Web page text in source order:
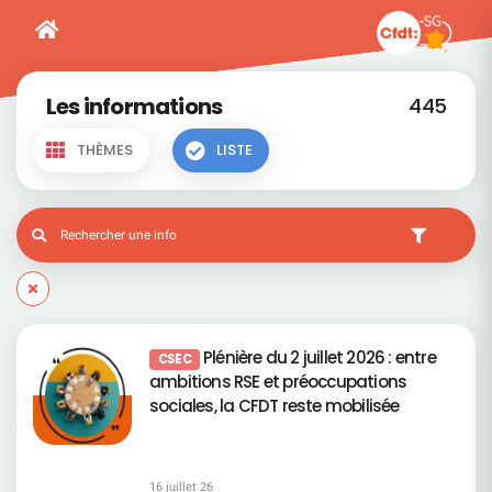
Les informations 445
THÈMES LISTE
CSEC Plénière du 2 juillet 2026 : entre
ambitions RSE et préoccupations
sociales, la CFDT reste mobilisée
16 juillet 26